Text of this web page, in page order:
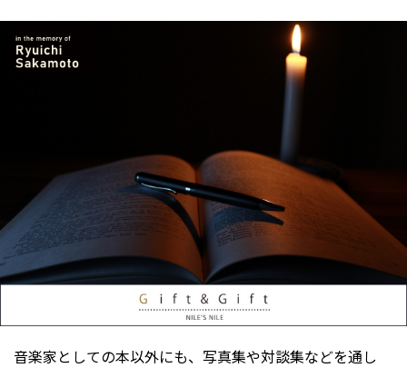
音楽家としての本以外にも、写真集や対談集などを通し